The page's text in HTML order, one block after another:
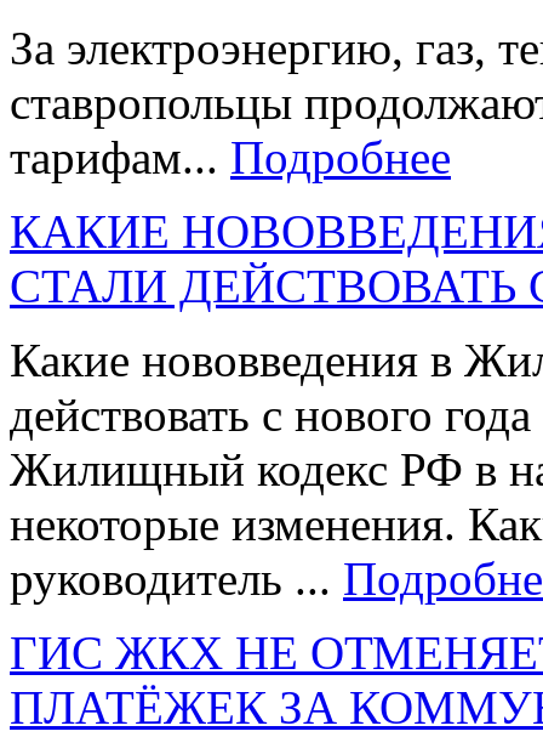
За электроэнергию, газ,
ставропольцы
тарифам... Подробнее
КАКИЕ
СТАЛИ ДЕЙСТВОВАТЬ
Какие нововведения в
действовать с нового года
Жилищный кодекс РФ в
некоторые изменения.
руководитель ...
ГИС ЖКХ НЕ
ПЛАТЁЖЕК ЗА